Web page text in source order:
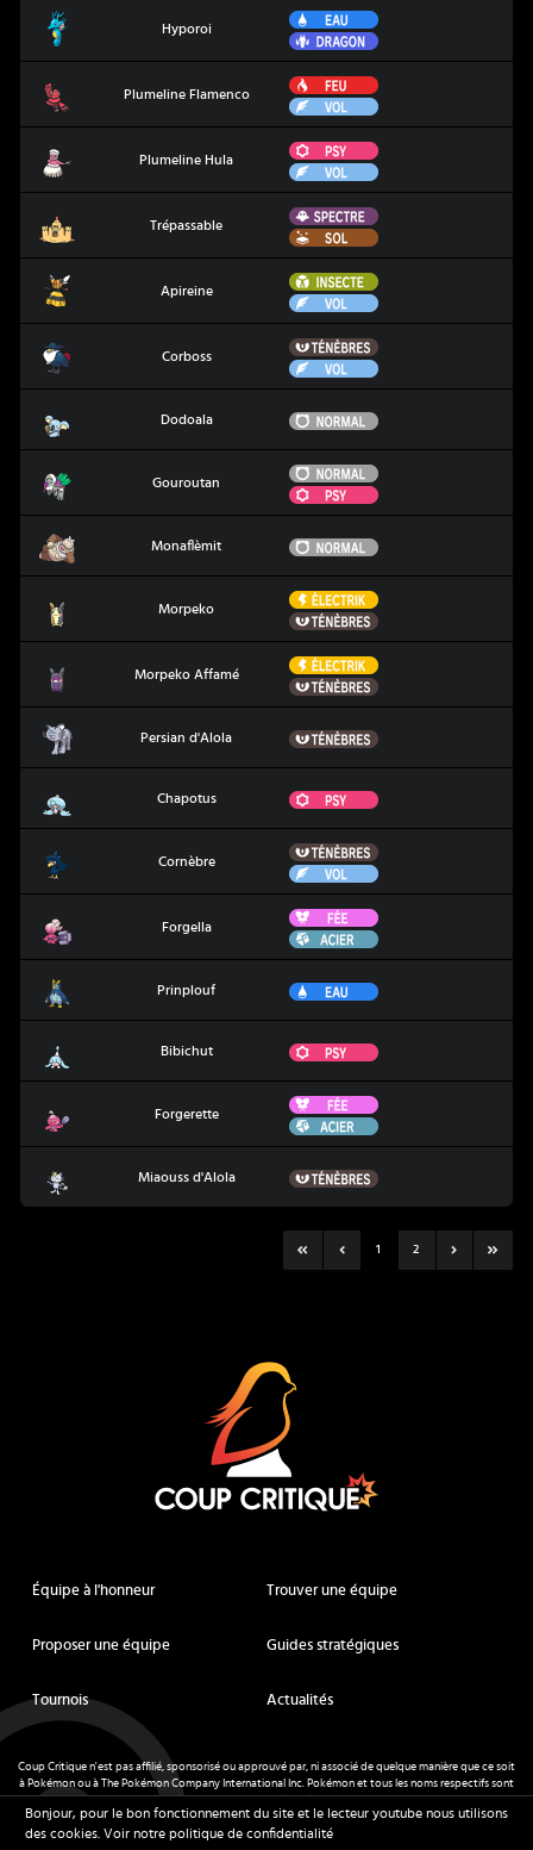
Hyporoi
Eau
Dragon
Plumeline Flamenco
Feu
Vol
Plumeline Hula
Psy
Vol
Trépassable
Spectre
Sol
Apireine
Insecte
Vol
Corboss
Ténèbres
Vol
Dodoala Normal
Gouroutan
Normal
Psy
Monaflèmit Normal
Morpeko
Électrik
Ténèbres
Morpeko Affamé
Électrik
Ténèbres
Persian d'Alola Ténèbres
Chapotus Psy
Cornèbre
Ténèbres
Vol
Forgella
Fée
Acier
Prinplouf Eau
Bibichut Psy
Forgerette
Fée
Acier
Miaouss d'Alola Ténèbres
1 2
Équipe à l'honneur Trouver une équipe
Proposer une équipe Guides stratégiques
Tournois Actualités
Coup Critique n'est pas affilié, sponsorisé ou approuvé par, ni associé de quelque manière que ce soit
à Pokémon ou à The Pokémon Company International Inc. Pokémon et tous les noms respectifs sont
des marques déposées et des marques déposées. © de Nintendo 1996-2026.
Mentions légales - CGU- Tous droits réservés - Coup Critique
Bonjour, pour le bon fonctionnement du site et le lecteur youtube nous utilisons
des cookies. Voir notre politique de confidentialité